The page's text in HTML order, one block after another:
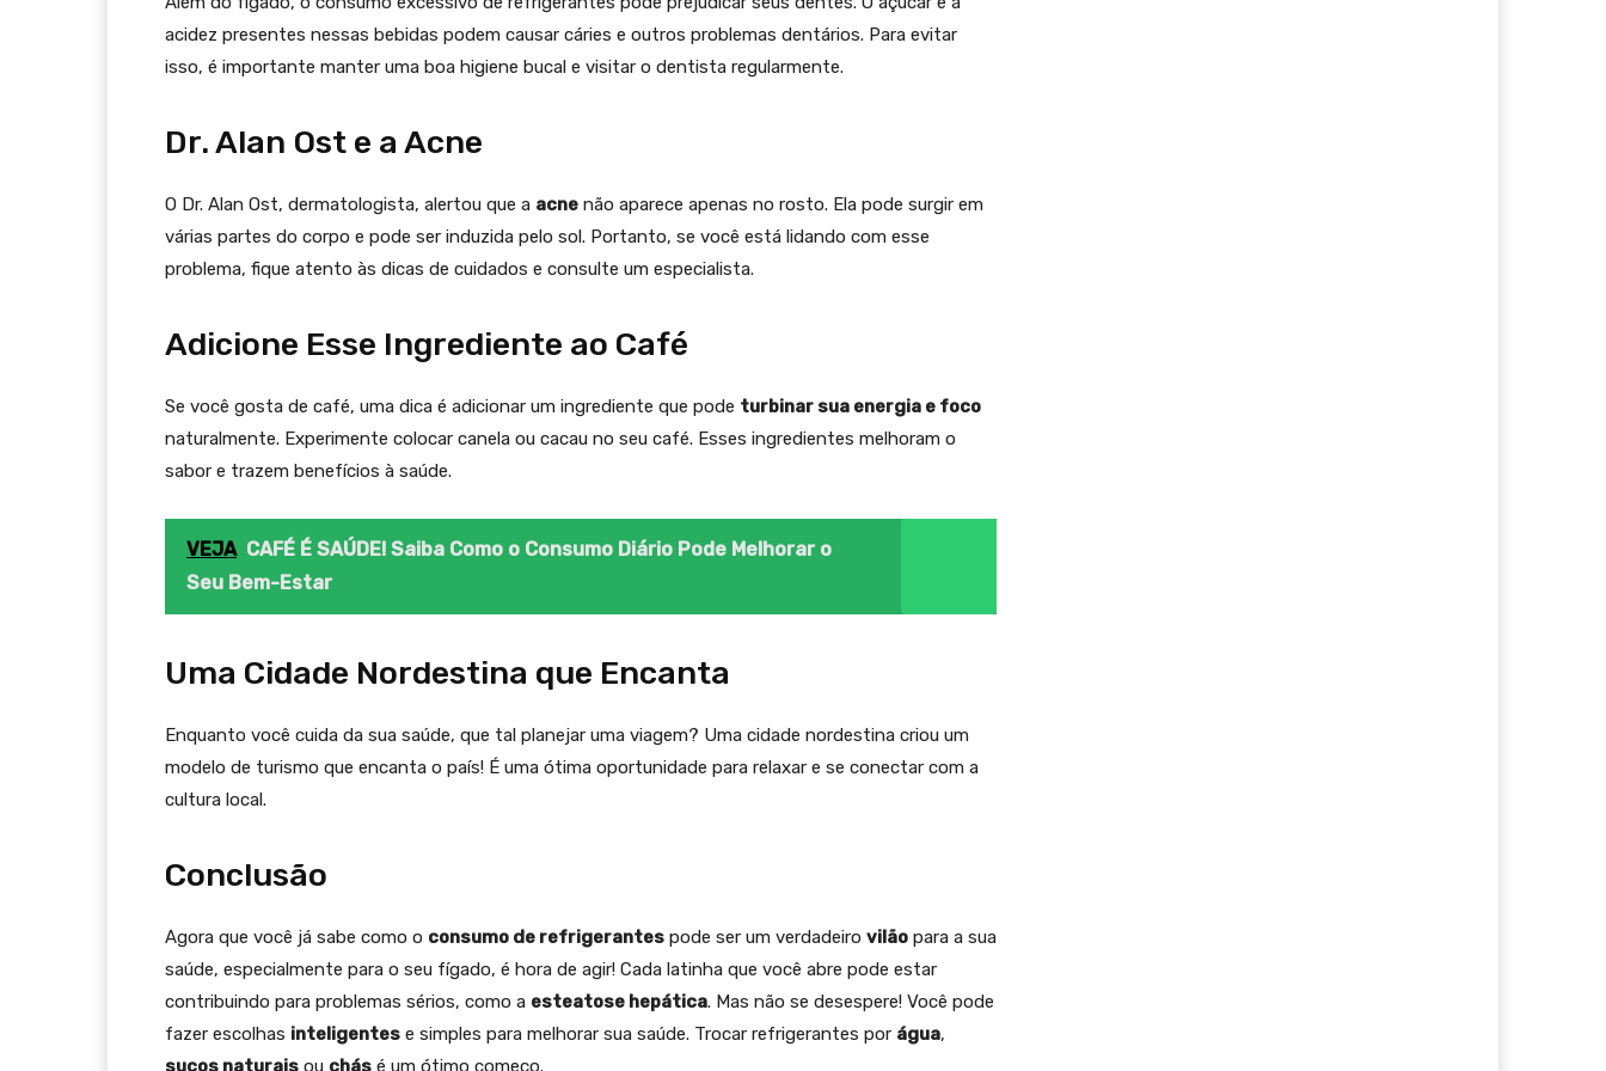
acidez presentes nessas bebidas podem causar cáries e outros problemas dentários. Para evitar
isso, é importante manter uma boa higiene bucal e visitar o dentista regularmente.
Dr. Alan Ost e a Acne
O Dr. Alan Ost, dermatologista, alertou que a acne não aparece apenas no rosto. Ela pode surgir em
várias partes do corpo e pode ser induzida pelo sol. Portanto, se você está lidando com esse
problema, fique atento às dicas de cuidados e consulte um especialista.
Adicione Esse Ingrediente ao Café
Se você gosta de café, uma dica é adicionar um ingrediente que pode turbinar sua energia e foco
naturalmente. Experimente colocar canela ou cacau no seu café. Esses ingredientes melhoram o
sabor e trazem benefícios à saúde.
VEJA CAFÉ É SAÚDE! Saiba Como o Consumo Diário Pode Melhorar o
Seu Bem-Estar
Uma Cidade Nordestina que Encanta
Enquanto você cuida da sua saúde, que tal planejar uma viagem? Uma cidade nordestina criou um
modelo de turismo que encanta o país! É uma ótima oportunidade para relaxar e se conectar com a
cultura local.
Conclusão
Agora que você já sabe como o consumo de refrigerantes pode ser um verdadeiro vilão para a sua
saúde, especialmente para o seu fígado, é hora de agir! Cada latinha que você abre pode estar
contribuindo para problemas sérios, como a esteatose hepática. Mas não se desespere! Você pode
fazer escolhas inteligentes e simples para melhorar sua saúde. Trocar refrigerantes por água,
sucos naturais ou chás é um ótimo começo.